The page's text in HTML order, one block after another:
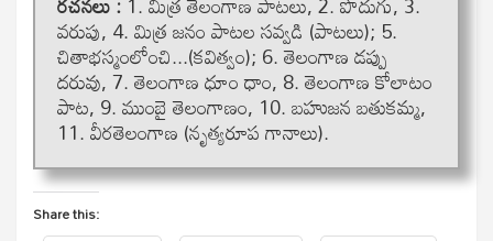
వరుపు, 4. మిత్ర జనం పాటల సవ్వడి (పాటలు); 5.
చితాభస్మంలోంచి...(కవిత్వం); 6. తెలంగాణ డప్పు
దరువు, 7. తెలంగాణ ధూం ధాం, 8. తెలంగాణ కోలాటం
పాట, 9. ముంబై తెలంగాణం, 10. బహుజన బతుకమ్మ,
11. వీరతెలంగాణ (నృత్యరూప గానాలు).
Share this: